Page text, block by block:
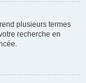
plusieurs termes
recherche en